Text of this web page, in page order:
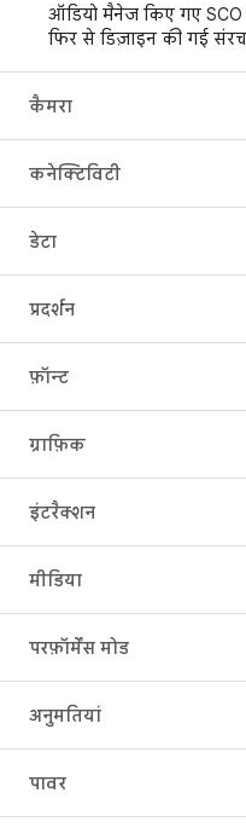
ऑडियो मैनेज किए गए SCO
फिर से डिज़ाइन की गई
कैमरा
कनेक्टिविटी
डेटा
प्रदर्शन
फ़ॉन्ट
ग्राफ़िक
इंटरैक्शन
मीडिया
परफ़ॉर्मेंस मोड
अनुमतियां
पावर